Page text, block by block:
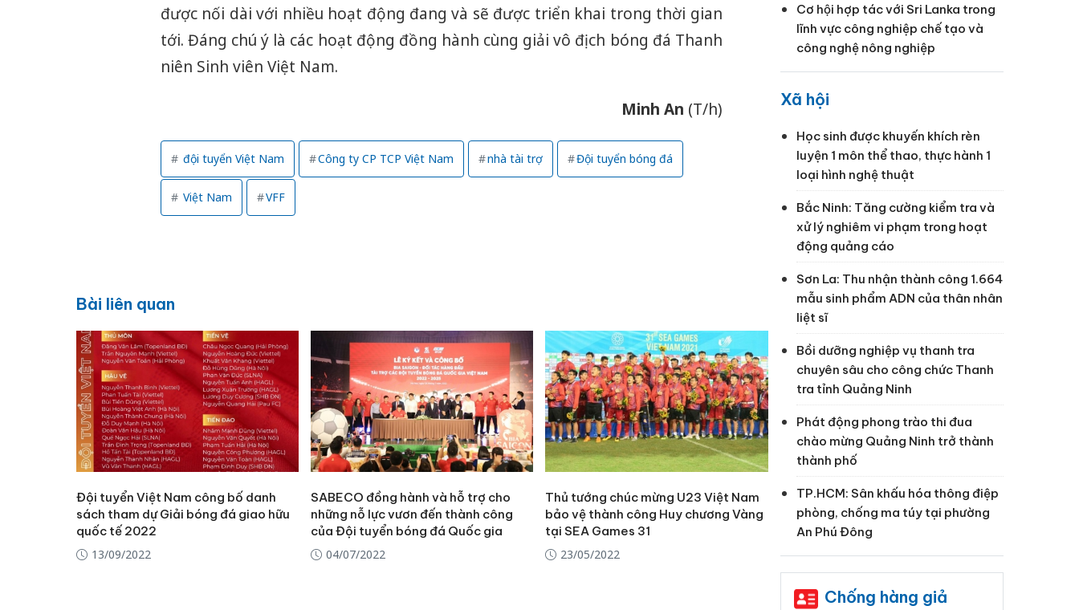
được nối dài với nhiều hoạt động đang và sẽ được triển khai trong thời gian
tới. Đáng chú ý là các hoạt động đồng hành cùng giải vô địch bóng đá Thanh
niên Sinh viên Việt Nam.
Minh An (T/h)
đội tuyển Việt Nam Công ty CP TCP Việt Nam nhà tài trợ Đội tuyển bóng đá
Việt Nam VFF
Bài liên quan
Đội tuyển Việt Nam công bố danh
sách tham dự Giải bóng đá giao hữu
quốc tế 2022
13/09/2022
SABECO đồng hành và hỗ trợ cho
những nỗ lực vươn đến thành công
của Đội tuyển bóng đá Quốc gia
04/07/2022
Thủ tướng chúc mừng U23 Việt Nam
bảo vệ thành công Huy chương Vàng
tại SEA Games 31
23/05/2022
Cơ hội hợp tác với Sri Lanka trong
lĩnh vực công nghiệp chế tạo và
công nghệ nông nghiệp
Xã hội
Học sinh được khuyến khích rèn
luyện 1 môn thể thao, thực hành 1
loại hình nghệ thuật
Bắc Ninh: Tăng cường kiểm tra và
xử lý nghiêm vi phạm trong hoạt
động quảng cáo
Sơn La: Thu nhận thành công 1.664
mẫu sinh phẩm ADN của thân nhân
liệt sĩ
Bồi dưỡng nghiệp vụ thanh tra
chuyên sâu cho công chức Thanh
tra tỉnh Quảng Ninh
Phát động phong trào thi đua
chào mừng Quảng Ninh trở thành
thành phố
TP.HCM: Sân khấu hóa thông điệp
phòng, chống ma túy tại phường
An Phú Đông
Chống hàng giả